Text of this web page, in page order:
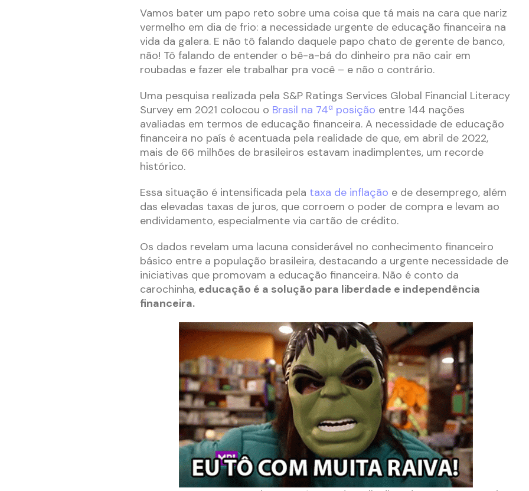
Vamos bater um papo reto sobre uma coisa que tá mais na cara que nariz
vermelho em dia de frio: a necessidade urgente de educação financeira na
vida da galera. E não tô falando daquele papo chato de gerente de banco,
não! Tô falando de entender o bê-a-bá do dinheiro pra não cair em
roubadas e fazer ele trabalhar pra você – e não o contrário.
Uma pesquisa realizada pela S&P Ratings Services Global Financial Literacy
Survey em 2021 colocou o Brasil na 74ª posição entre 144 nações
avaliadas em termos de educação financeira. A necessidade de educação
financeira no país é acentuada pela realidade de que, em abril de 2022,
mais de 66 milhões de brasileiros estavam inadimplentes, um recorde
histórico.
Essa situação é intensificada pela taxa de inflação e de desemprego, além
das elevadas taxas de juros, que corroem o poder de compra e levam ao
endividamento, especialmente via cartão de crédito.
Os dados revelam uma lacuna considerável no conhecimento financeiro
básico entre a população brasileira, destacando a urgente necessidade de
iniciativas que promovam a educação financeira. Não é conto da
carochinha,educação é a solução para liberdade e independência
financeira.